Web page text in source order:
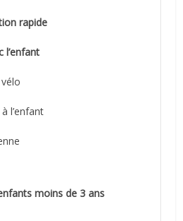
rapide
l’enfant
l’enfant
moins de 3 ans